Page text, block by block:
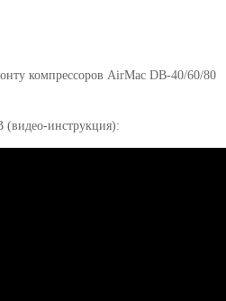
компрессоров AirMac DB-40/60/80
(видео-инструкция):